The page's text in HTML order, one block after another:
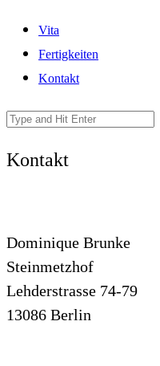
Vita
Fertigkeiten
Kontakt
Kontakt
Dominique Brunke
Steinmetzhof
Lehderstrasse 74-79
13086 Berlin